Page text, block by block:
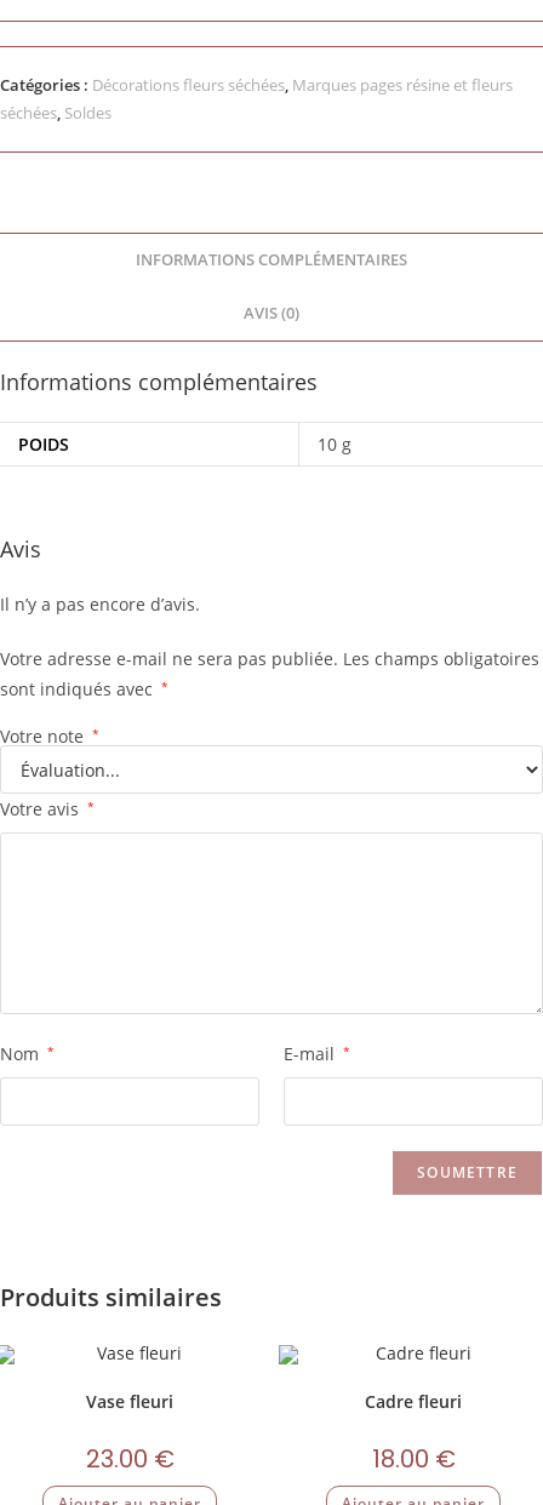
Catégories : Décorations fleurs séchées Marques pages résine et fleurs
séchées Soldes
INFORMATIONS COMPLÉMENTAIRES
AVIS (0)
Informations complémentaires
POIDS 10 g
Avis
Il n’y a pas encore d’avis.
Votre adresse e-mail ne sera pas publiée. Les champs obligatoires
sont indiqués avec *
Votre note *
Votre avis *
Nom * E-mail *
Produits similaires
Vase fleuri
23.00 €
Cadre fleuri
18.00 €